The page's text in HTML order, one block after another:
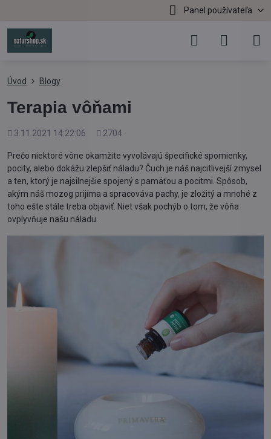
Panel používateľa
Úvod Blogy
Terapia vôňami
Pridané
3.11.2021 14:22:06
Počet
2704
Prečo niektoré vône okamžite vyvolávajú špecifické spomienky,
pocity, alebo dokážu zlepšiť náladu? Čuch je náš najcitlivejší zmysel
a ten, ktorý je najsilnejšie spojený s pamäťou a pocitmi. Spôsob,
akým náš mozog prijíma a spracováva pachy, je zložitý a mnohé z
toho ešte stále treba objaviť. Niet však pochýb o tom, že vôňa
ovplyvňuje našu náladu.